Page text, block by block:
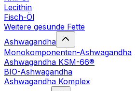
Lecithin
Fisch-Öl
Weitere gesunde Fette
Ashwagandha
Monokomponenten-Ashwagandha
Ashwagandha KSM-66®
BIO-Ashwagandha
Ashwagandha Komplex